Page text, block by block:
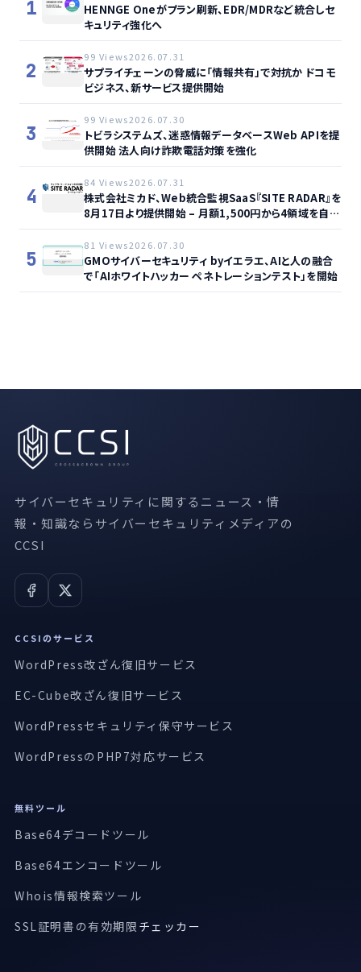
1
HENNGE Oneがプラン刷新、EDR/MDRなど統合しセ
キュリティ強化へ
2
99 Views2026.07.31
サプライチェーンの脅威に「情報共有」で対抗か ドコモ
ビジネス、新サービス提供開始
3
99 Views2026.07.30
トビラシステムズ、迷惑情報データベースWeb APIを提
供開始 法人向け詐欺電話対策を強化
4
84 Views2026.07.31
株式会社ミカド、Web統合監視SaaS『SITE RADAR』を
8月17日より提供開始 – 月額1,500円から4領域を自動
監視、動的サイト…
5
81 Views2026.07.30
GMOサイバーセキュリティ byイエラエ、AIと人の融合
で「AIホワイトハッカー ペネトレーションテスト」を開始
サイバーセキュリティに関するニュース・情
報・知識ならサイバーセキュリティメディアの
CCSI
CCSIのサービス
WordPress改ざん復旧サービス
EC-Cube改ざん復旧サービス
WordPressセキュリティ保守サービス
WordPressのPHP7対応サービス
無料ツール
Base64デコードツール
Base64エンコードツール
Whois情報検索ツール
SSL証明書の有効期限 チェッカー